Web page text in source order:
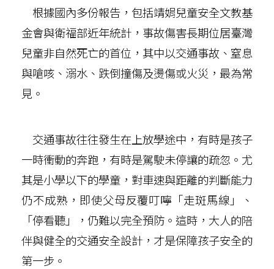
根據國內多份報告，包括靖娟兒童安全文教基
金會與衛福部近年統計，事故傷害長期位居臺灣
兒童非自然死亡的首位，其中以交通事故、窒息
與嗆咳、溺水、跌倒撞傷及燙傷或火災，最為常
見。
交通事故往往發生在上放學途中，有時是孩子
一時衝動的奔跑，有時是駕駛未停讓的疏忽。尤
其是小學以下的學童，對車速與距離的判斷能力
仍不成熟，即使父母反覆叮嚀「走斑馬線」、
「停看聽」，仍難以完全預防。這時，大人的陪
伴與健全的交通安全設計，才是保障孩子安全的
第一步。